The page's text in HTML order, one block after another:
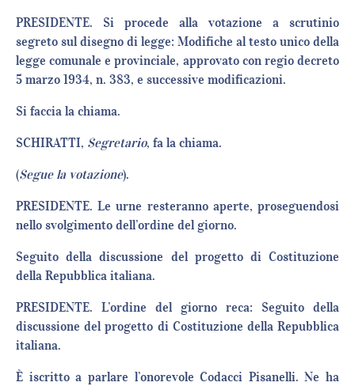
PRESIDENTE. Si procede alla votazione a scrutinio
segreto sul disegno di legge: Modifiche al testo unico della
legge comunale e provinciale, approvato con regio decreto
5 marzo 1934, n. 383, e successive modificazioni.
Si faccia la chiama.
SCHIRATTI, Segretario, fa la chiama.
(Segue la votazione).
PRESIDENTE. Le urne resteranno aperte, proseguendosi
nello svolgimento dell’ordine del giorno.
Seguito della discussione del progetto di Costituzione
della Repubblica italiana.
PRESIDENTE. L’ordine del giorno reca: Seguito della
discussione del progetto di Costituzione della Repubblica
italiana.
È iscritto a parlare l’onorevole Codacci Pisanelli. Ne ha